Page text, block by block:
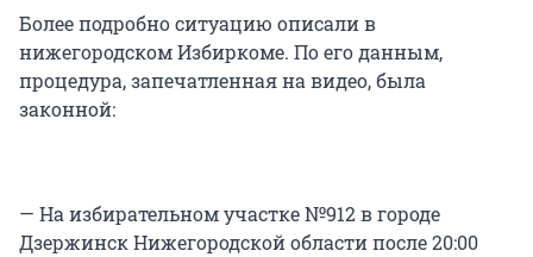
Более подробно ситуацию описали в
нижегородском Избиркоме. По его данным,
процедура, запечатленная на видео, была
законной:
— На избирательном участке №912 в городе
Дзержинск Нижегородской области после 20:00